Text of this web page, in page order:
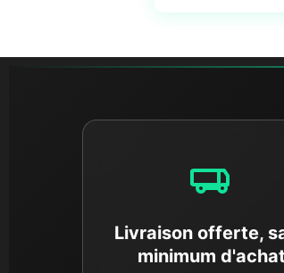
Livraison offerte,
minimum d'achat